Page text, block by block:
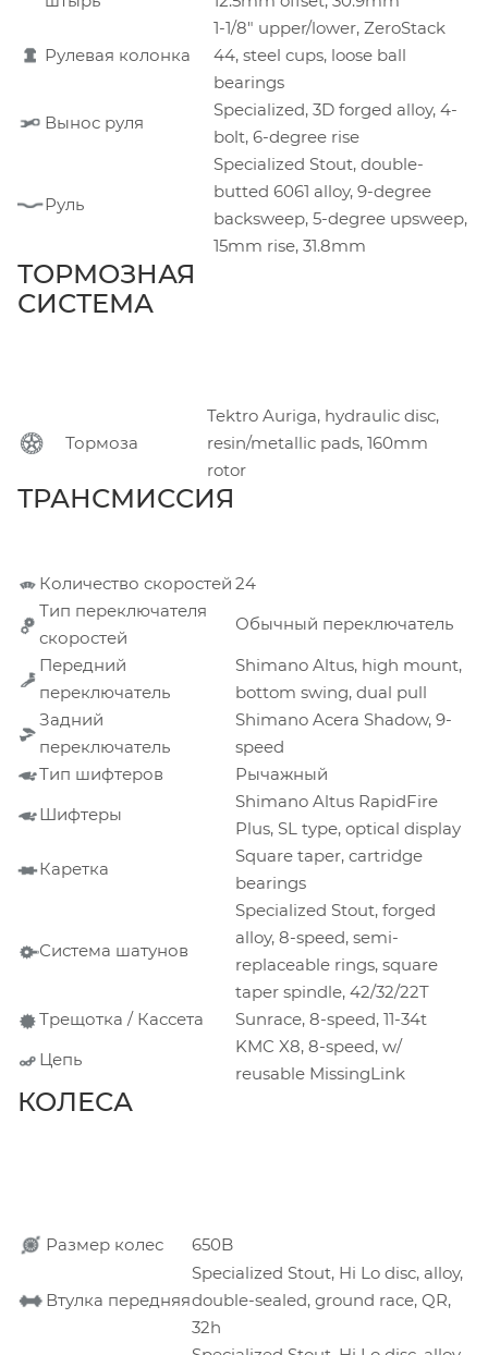
Рулевая колонка
1-1/8" upper/lower, ZeroStack
44, steel cups, loose ball
bearings
Вынос руля
Specialized, 3D forged alloy, 4-
bolt, 6-degree rise
Руль
Specialized Stout, double-
butted 6061 alloy, 9-degree
backsweep, 5-degree upsweep,
15mm rise, 31.8mm
ТОРМОЗНАЯ
СИСТЕМА
Тормоза
Tektro Auriga, hydraulic disc,
resin/metallic pads, 160mm
rotor
ТРАНСМИССИЯ
Количество скоростей 24
Тип переключателя
скоростей
Обычный переключатель
Передний
переключатель
Shimano Altus, high mount,
bottom swing, dual pull
Задний
переключатель
Shimano Acera Shadow, 9-
speed
Тип шифтеров
Рычажный
Шифтеры
Shimano Altus RapidFire
Plus, SL type, optical display
Каретка
Square taper, cartridge
bearings
Система шатунов
Specialized Stout, forged
alloy, 8-speed, semi-
replaceable rings, square
taper spindle, 42/32/22T
Трещотка / Кассета
Sunrace, 8-speed, 11-34t
Цепь
KMC X8, 8-speed, w/
reusable MissingLink
КОЛЕСА
Размер колес 650B
Втулка передняя
Specialized Stout, Hi Lo disc, alloy,
double-sealed, ground race, QR,
32h